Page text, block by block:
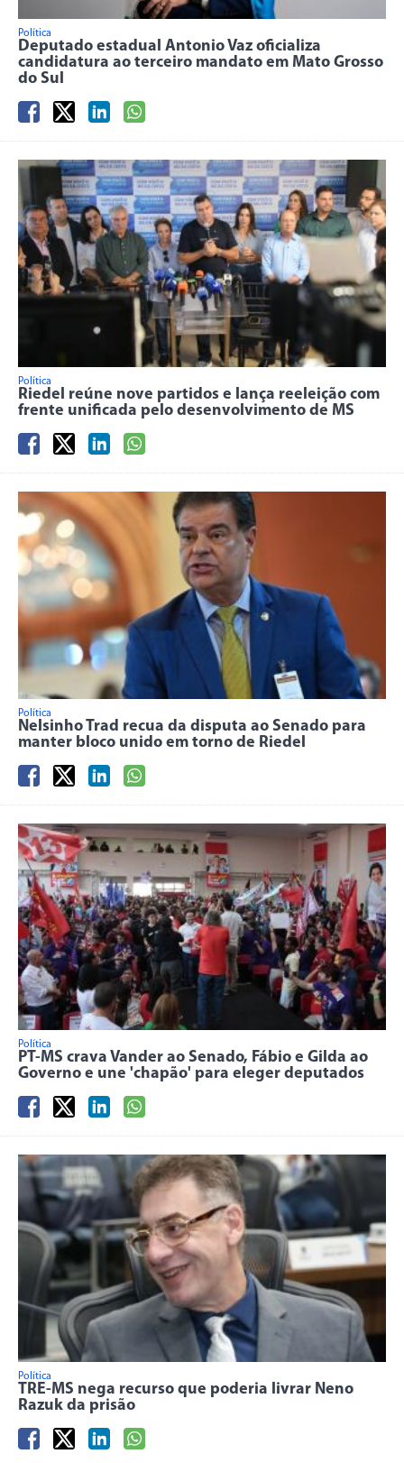
Política
Deputado estadual Antonio Vaz oficializa
candidatura ao terceiro mandato em Mato Grosso
do Sul
Política
Riedel reúne nove partidos e lança reeleição com
frente unificada pelo desenvolvimento de MS
Política
Nelsinho Trad recua da disputa ao Senado para
manter bloco unido em torno de Riedel
Política
PT-MS crava Vander ao Senado, Fábio e Gilda ao
Governo e une 'chapão' para eleger deputados
Política
TRE-MS nega recurso que poderia livrar Neno
Razuk da prisão